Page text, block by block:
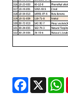
Facebook
X